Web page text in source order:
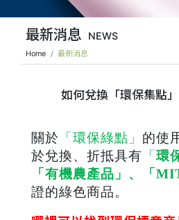
最新消息 NEWS
Home 最新消息
如何兌換「環保集點」
關於 「環保綠點」 的使
於兌換、折抵具有 「環
「有機農產品」、「
證的綠色商品。